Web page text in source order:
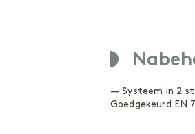
— Systeem in 2
Goedgekeurd EN